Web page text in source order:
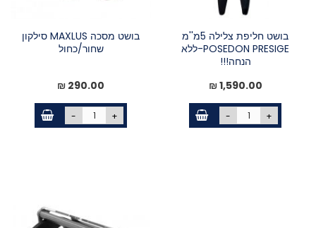
בושט חליפת צלילה 5מ''מ
POSEDON PRESIGE-ללא
הנחה!!!
1,590.00 ₪
- +
בושט מסכה MAXLUS סילקון
שחור/כחול
290.00 ₪
- +